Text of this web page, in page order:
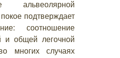
альвеолярной
подтверждает
соотношение
и общей легочной
многих случаях